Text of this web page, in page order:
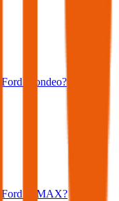
Ford Mondeo?
Ford C-MAX?